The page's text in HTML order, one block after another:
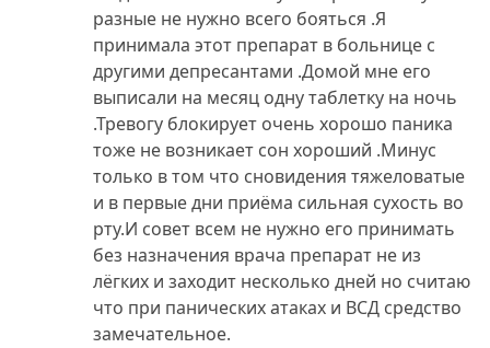
разные не нужно всего бояться .Я
принимала этот препарат в больнице с
другими депресантами .Домой мне его
выписали на месяц одну таблетку на ночь
.Тревогу блокирует очень хорошо паника
тоже не возникает сон хороший .Минус
только в том что сновидения тяжеловатые
и в первые дни приёма сильная сухость во
рту.И совет всем не нужно его принимать
без назначения врача препарат не из
лёгких и заходит несколько дней но считаю
что при панических атаках и ВСД средство
замечательное.